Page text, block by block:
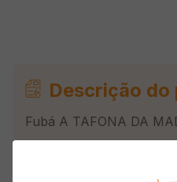
Descrição do
Fubá A TAFONA DA